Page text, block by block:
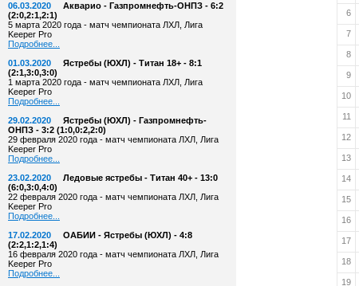
06.03.2020
Акварио - Газпромнефть-ОНПЗ - 6:2
(2:0,2:1,2:1)
5 марта 2020 года - матч чемпионата ЛХЛ, Лига
Keeper Pro
Подробнее...
01.03.2020
Ястребы (ЮХЛ) - Титан 18+ - 8:1
(2:1,3:0,3:0)
1 марта 2020 года - матч чемпионата ЛХЛ, Лига
Keeper Pro
Подробнее...
29.02.2020
Ястребы (ЮХЛ) - Газпромнефть-
ОНПЗ - 3:2 (1:0,0:2,2:0)
29 февраля 2020 года - матч чемпионата ЛХЛ, Лига
Keeper Pro
Подробнее...
23.02.2020
Ледовые ястребы - Титан 40+ - 13:0
(6:0,3:0,4:0)
22 февраля 2020 года - матч чемпионата ЛХЛ, Лига
Keeper Pro
Подробнее...
17.02.2020
ОАБИИ - Ястребы (ЮХЛ) - 4:8
(2:2,1:2,1:4)
16 февраля 2020 года - матч чемпионата ЛХЛ, Лига
Keeper Pro
Подробнее...
6
7
8
9
10
11
12
13
14
15
16
17
18
19